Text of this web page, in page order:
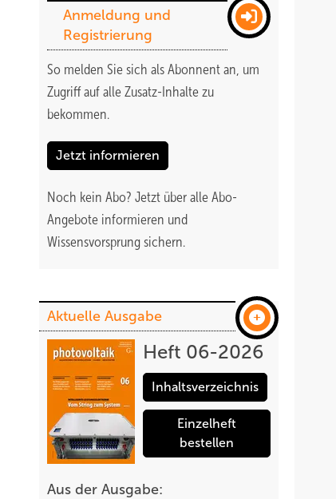
Anmeldung und
Registrierung
So melden Sie sich als Abonnent an, um
Zugriff auf alle Zusatz-Inhalte zu
bekommen.
Jetzt informieren
Noch kein Abo? Jetzt über alle Abo-
Angebote informieren und
Wissensvorsprung sichern.
Aktuelle Ausgabe
Heft 06-2026
Inhaltsverzeichnis
Einzelheft
bestellen
Aus der Ausgabe: